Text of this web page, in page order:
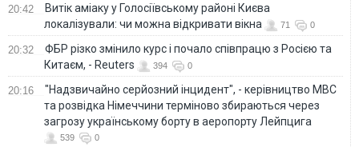
20:42
Витік аміаку у Голосіївському районі Києва
локалізували: чи можна відкривати вікна
71 0
20:32
ФБР різко змінило курс і почало співпрацю з Росією та
Китаєм, - Reuters
394 0
20:16
"Надзвичайно серйозний інцидент", - керівництво МВС
та розвідка Німеччини терміново збираються через
загрозу українському борту в аеропорту Лейпцига
539 0